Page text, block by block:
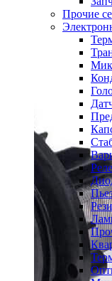
Прочие
Реле